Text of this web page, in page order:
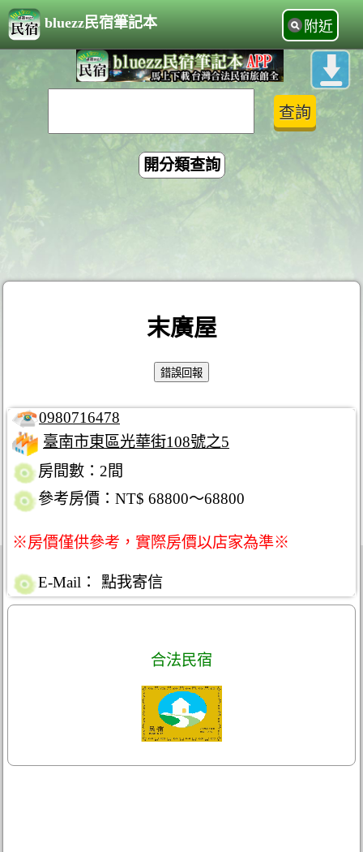
bluezz民宿筆記本 附近
開分類查詢
末廣屋
0980716478
臺南市東區光華街108號之5
房間數：2間
參考房價：NT$ 68800～68800
※房價僅供參考，實際房價以店家為準※
E-Mail： 點我寄信
合法民宿